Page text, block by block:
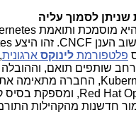
שניתן לסמוך עליה
מוסמכת ותואמת
הענן CNCF. זהו היצע
פלטפורמת לינוקס ארגונית
שותפים תואם,
, החברה מתאימה
Red Hat, ומספקת בסיס
חדשנות מהקהילות